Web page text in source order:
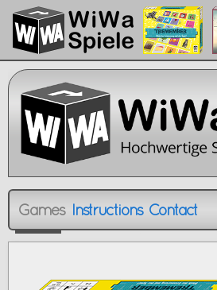
Games Instructions Contact
GamesInstructionsContact